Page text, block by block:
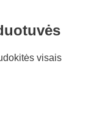
visais